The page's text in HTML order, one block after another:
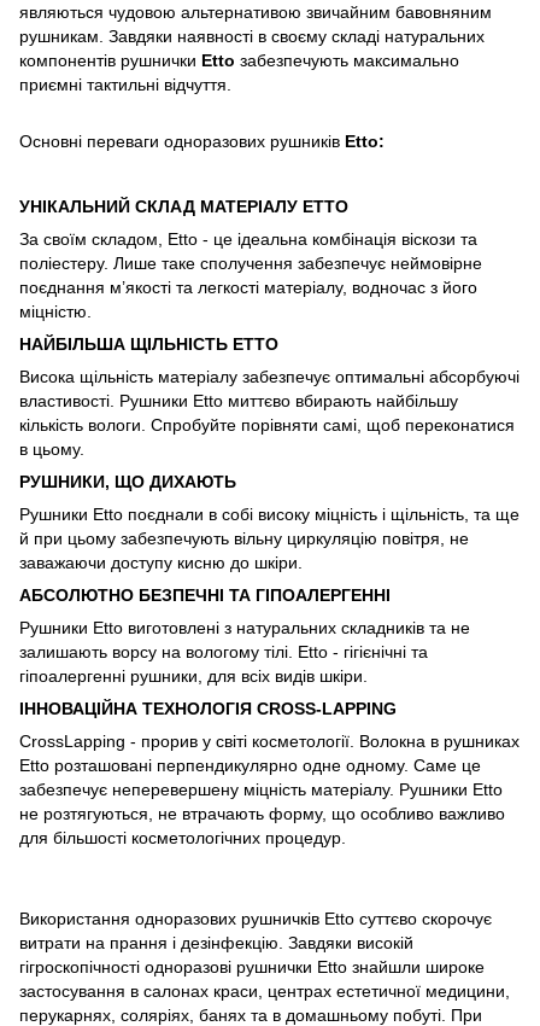
являються чудовою альтернативою звичайним бавовняним
рушникам. Завдяки наявності в своєму складі натуральних
компонентів рушнички Etto забезпечують максимально
приємні тактильні відчуття.
Основні переваги одноразових рушників Etto:
УНІКАЛЬНИЙ СКЛАД МАТЕРІАЛУ ЕТТО
За своїм складом, Etto - це ідеальна комбінація віскози та
поліестеру. Лише таке сполучення забезпечує неймовірне
поєднання м’якості та легкості матеріалу, водночас з його
міцністю.
НАЙБІЛЬША ЩІЛЬНІСТЬ ЕТТО
Висока щільність матеріалу забезпечує оптимальні абсорбуючі
властивості. Рушники Etto миттєво вбирають найбільшу
кількість вологи. Спробуйте порівняти самі, щоб переконатися
в цьому.
РУШНИКИ, ЩО ДИХАЮТЬ
Рушники Etto поєднали в собі високу міцність і щільність, та ще
й при цьому забезпечують вільну циркуляцію повітря, не
заважаючи доступу кисню до шкіри.
АБСОЛЮТНО БЕЗПЕЧНІ ТА ГІПОАЛЕРГЕННІ
Рушники Etto виготовлені з натуральних складників та не
залишають ворсу на вологому тілі. Etto - гігієнічні та
гіпоалергенні рушники, для всіх видів шкіри.
ІННОВАЦІЙНА ТЕХНОЛОГІЯ CROSS-LAPPING
CrossLapping - прорив у світі косметології. Волокна в рушниках
Etto розташовані перпендикулярно одне одному. Саме це
забезпечує неперевершену міцність матеріалу. Рушники Etto
не розтягуються, не втрачають форму, що особливо важливо
для більшості косметологічних процедур.
Використання одноразових рушничків Etto суттєво скорочує
витрати на прання і дезінфекцію. Завдяки високій
гігроскопічності одноразові рушнички Etto знайшли широке
застосування в салонах краси, центрах естетичної медицини,
перукарнях, соляріях, банях та в домашньому побуті. При